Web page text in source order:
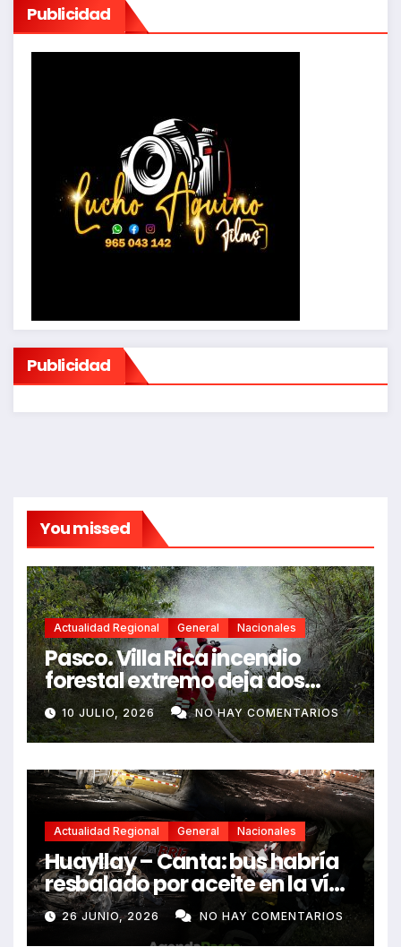
Publicidad
Publicidad
You missed
Actualidad Regional General Nacionales
Pasco. Villa Rica incendio
forestal extremo deja dos
fallecidos y heridos
10 JULIO, 2026 NO HAY COMENTARIOS
Actualidad Regional General Nacionales
Huayllay – Canta: bus habría
resbalado por aceite en la vía
e impactó auto siniestrado
dejando dos fallecidos
26 JUNIO, 2026 NO HAY COMENTARIOS